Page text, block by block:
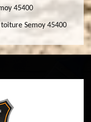
45400
Semoy 45400